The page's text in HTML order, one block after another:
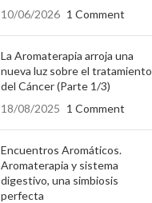
10/06/2026 1 Comment
La Aromaterapia arroja una
nueva luz sobre el tratamiento
del Cáncer (Parte 1/3)
18/08/2025 1 Comment
Encuentros Aromáticos.
Aromaterapia y sistema
digestivo, una simbiosis
perfecta